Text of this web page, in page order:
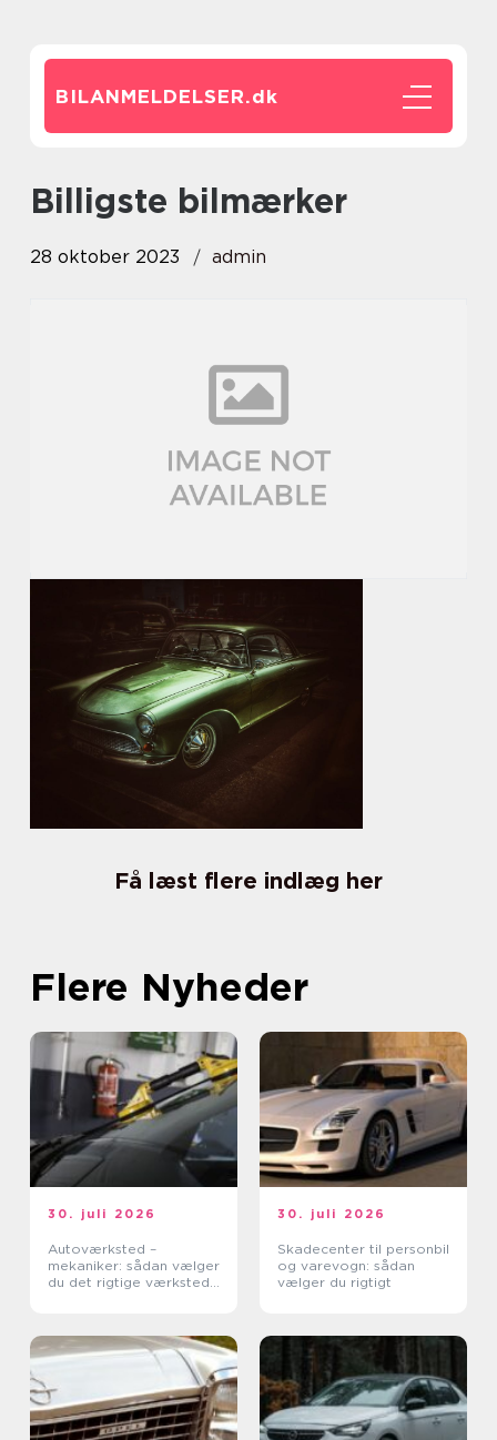
BILANMELDELSER.dk
billigste bilmærker
28 oktober 2023 admin
Få læst flere indlæg her
Flere Nyheder
30. juli 2026
Autoværksted –
mekaniker: sådan vælger
du det rigtige værksted
30. juli 2026
Skadecenter til personbil
og varevogn: sådan
vælger du rigtigt